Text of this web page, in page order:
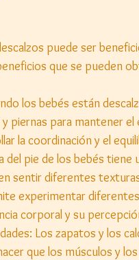
puede ser
que se pueden
los bebés están
piernas para mantener
la coordinación y el
del pie de los bebés
sentir diferentes
experimentar
corporal y su
Los zapatos y los
que los músculos y